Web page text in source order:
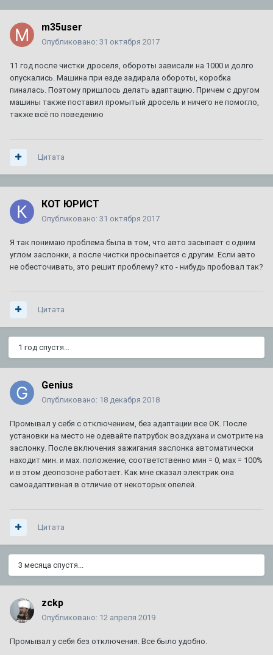
m35user
Опубликовано: 31 октября 2017
11 год после чистки дроселя, обороты зависали на 1000 и долго
опускались. Машина при езде задирала обороты, коробка
пиналась. Поэтому пришлось делать адаптацию. Причем с другом
машины также поставил промытый дросель и ничего не помогло,
также всё по поведению
Цитата
КОТ ЮРИСТ
Опубликовано: 31 октября 2017
Я так понимаю проблема была в том, что авто засыпает с одним
углом заслонки, а после чистки просыпается с другим. Если авто
не обесточивать, это решит проблему? кто - нибудь пробовал так?
Цитата
1 год спустя...
Genius
Опубликовано: 18 декабря 2018
Промывал у себя с отключением, без адаптации все ОК. После
установки на место не одевайте патрубок воздухана и смотрите на
заслонку. После включения зажигания заслонка автоматически
находит мин. и мах. положение, соответственно мин = 0, мах = 100%
и в этом деопозоне работает. Как мне сказал электрик она
самоадаптивная в отличие от некоторых опелей.
Цитата
3 месяца спустя...
zckp
Опубликовано: 12 апреля 2019
Промывал у себя без отключения. Все было удобно.